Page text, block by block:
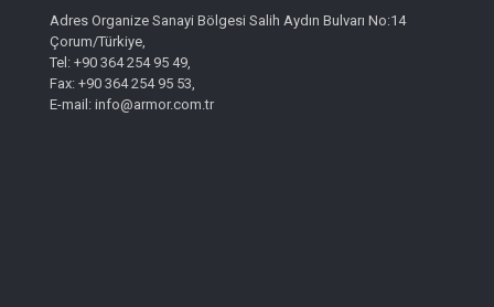
Adres Organize Sanayi Bölgesi Salih Aydın Bulvarı No:14
Çorum/Türkiye,
Tel: +90 364 254 95 49,
Fax: +90 364 254 95 53,
E-mail: info@armor.com.tr